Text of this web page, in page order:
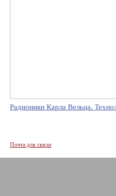
Радионики Карла Вельца.
Почта для связи